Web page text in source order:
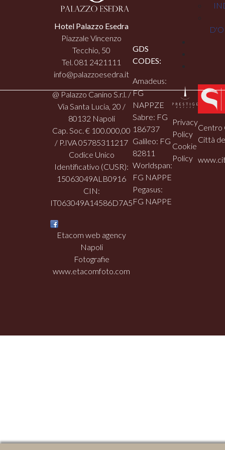
Hotel Palazzo Esedra
Piazzale Vincenzo
Tecchio, 50
Tel. 081 2421111
info@palazzoesedra.it
@ Palazzo Canino S.r.l. /
Via Santa Lucia, 20 /
80132 Napoli
Cap. Soc. € 100.000,00
/ P.IVA 05785311217
Codice Unico
Identificativo (CUSR):
15063049ALB0916
CIN:
IT063049A14586D7A5
Etacom web agency
Napoli
Fotografie
www.etacomfoto.com
GDS
CODES:
Amadeus:
FG
NAPPZE
Sabre: FG
186737
Galileo: FG
82811
Worldspan:
FG NAPPE
Pegasus:
FG NAPPE
Privacy
Policy
Cookie
Policy
Centro
Città